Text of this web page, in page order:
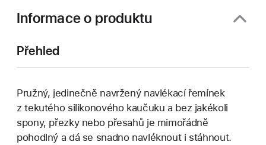
Informace o produktu
Přehled
Pružný, jedinečně navržený navlékací řemínek
z tekutého silikonového kaučuku a bez jakékoli
spony, přezky nebo přesahů je mimořádně
pohodlný a dá se snadno navléknout i stáhnout.